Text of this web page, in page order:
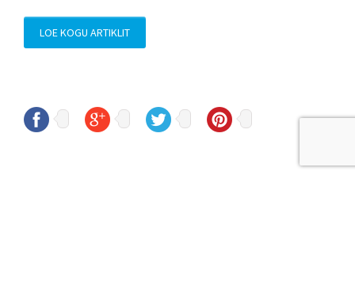
LOE KOGU ARTIKLIT